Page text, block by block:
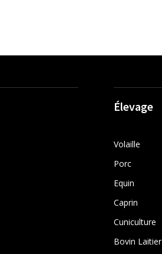
Élevage
Volaille
Porc
Equin
Caprin
Cuniculture
Bovin Laitier